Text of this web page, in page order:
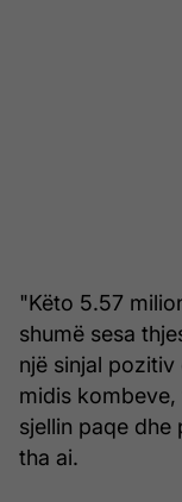
"Këto 5.57
shumë sesa
një sinjal
midis
sjellin paqe
tha ai.